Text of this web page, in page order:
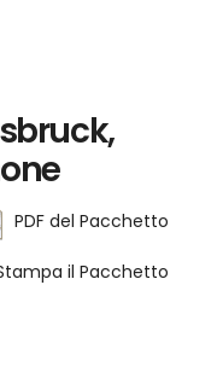
PDF del Pacchetto
il Pacchetto